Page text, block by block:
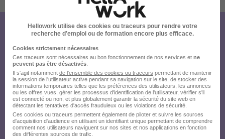
Créez votre compte Hellowork et
envoyez votre candidature !
Hellowork utilise des cookies ou traceurs pour rendre votre
recherche d’emploi ou de formation encore plus efficace.
Cookies strictement nécessaires
Ces traceurs sont nécessaires au bon fonctionnement de nos services et ne
peuvent pas être désactivés
Il s'agit notamment de l'ensemble des cookies ou traceurs permettant de maintenir
la session de l'utilisateur active pendant sa navigation sur le site, de stocker des
informations temporaires telles que les préférences des utilisateurs, les annonces
ou les offres vues, gérer les processus d'identification de l'utilisateur, vérifier s'il
est connecté ou non, et plus globalement garantir la sécurité du site web en
détectant les tentatives d'accès frauduleux ou les violations de sécurité.
Ces cookies ou traceurs permettent également de piloter et suivre les sources
d'acquisition d'audience en utilisant un identifiant unique permettant de comprendre
comment nos utilisateurs naviguent sur nos sites et nos applications en fonction
des différentes sources de trafic.